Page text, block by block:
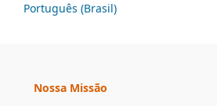
Português (Brasil)
Nossa Missão